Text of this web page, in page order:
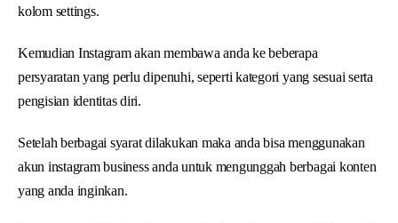
kolom settings.
Kemudian Instagram akan membawa anda ke beberapa
persyaratan yang perlu dipenuhi, seperti kategori yang sesuai serta
pengisian identitas diri.
Setelah berbagai syarat dilakukan maka anda bisa menggunakan
akun instagram business anda untuk mengunggah berbagai konten
yang anda inginkan.